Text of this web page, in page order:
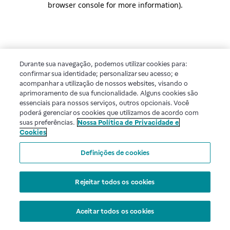
browser console for more information).
Durante sua navegação, podemos utilizar cookies para:
confirmar sua identidade; personalizar seu acesso; e
acompanhar a utilização de nossos websites, visando o
aprimoramento de sua funcionalidade. Alguns cookies são
essenciais para nossos serviços, outros opcionais. Você
poderá gerenciar os cookies que utilizamos de acordo com
suas preferências. Nossa Política de Privacidade e
Cookies
Definições de cookies
Rejeitar todos os cookies
Aceitar todos os cookies